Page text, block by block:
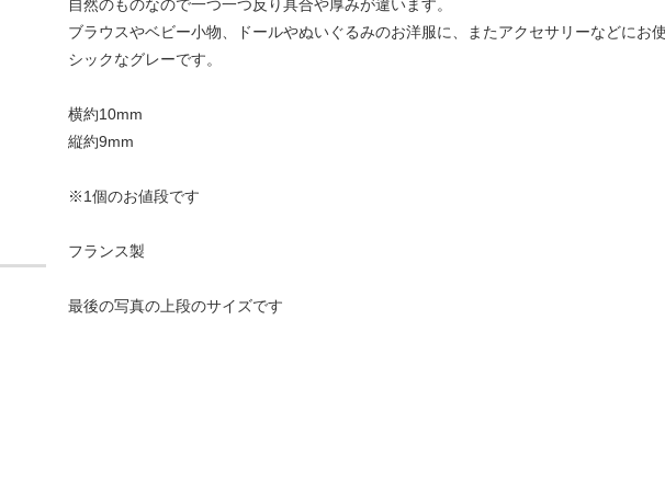
自然のものなので一つ一つ反り具合や厚みが違います。
ブラウスやベビー小物、ドールやぬいぐるみのお洋服に、またアクセサリーなどにお
シックなグレーです。
横約10mm
縦約9mm
※1個のお値段です
フランス製
最後の写真の上段のサイズです